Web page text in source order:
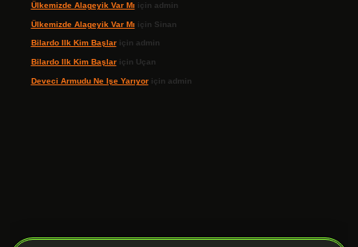
Ülkemizde Alageyik Var Mı için admin
Ülkemizde Alageyik Var Mı için Sinan
Bilardo Ilk Kim Başlariçin admin
Bilardo Ilk Kim Başlariçin Uçan
Deveci Armudu Ne Işe Yarıyoriçin admin